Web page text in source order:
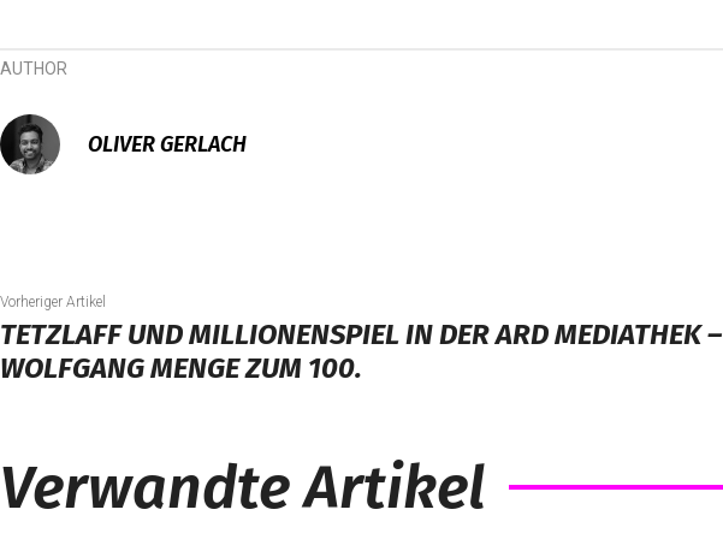
AUTHOR
OLIVER GERLACH
Vorheriger Artikel
TETZLAFF UND MILLIONENSPIEL IN DER ARD MEDIATHEK –
WOLFGANG MENGE ZUM 100.
Verwandte Artikel